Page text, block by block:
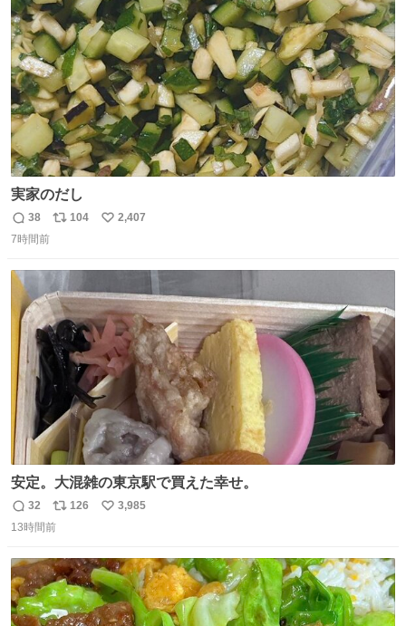
実家のだし
返
信
38
リ
ト
数
104
い
2,407
7時間前
安定。大混雑の東京駅で買えた幸せ。
返
信
32
リ
ポ
ト
数
126
い
数
3,985
13時間前